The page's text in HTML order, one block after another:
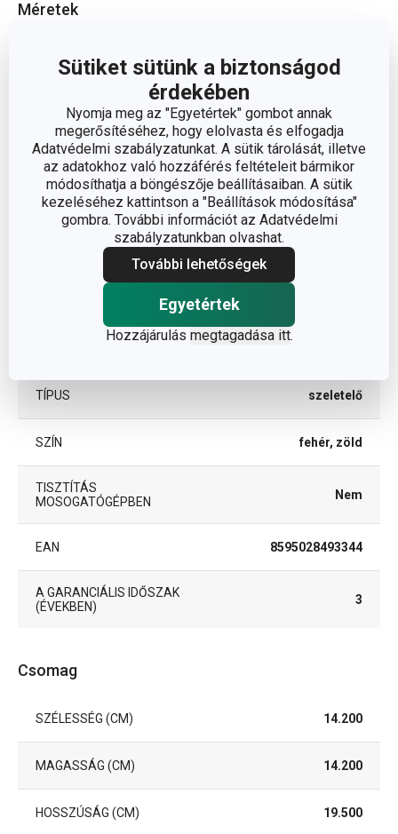
Sütiket sütünk a biztonságod
érdekében
Nyomja meg az "Egyetértek" gombot annak
megerősítéséhez, hogy elolvasta és elfogadja
Adatvédelmi szabályzatunkat. A sütik tárolását, illetve
az adatokhoz való hozzáférés feltételeit bármikor
módosíthatja a böngészője beállításaiban. A sütik
kezeléséhez kattintson a "Beállítások módosítása"
gombra. További információt az Adatvédelmi
szabályzatunkban olvashat.
További lehetőségek
Egyetértek
Hozzájárulás megtagadása itt.
Méretek
A TERMÉK MAGASSÁGA (CM) 13.5
ÁTMÉRŐ (CM)
Egyéb paraméterek
ANYAG
műanyag,
rozsdamentes acél
BESOROLÁS
gyümölcs- és zöldség
TÍPUS szeletelő
SZÍN fehér, zöld
TISZTÍTÁS
MOSOGATÓGÉPBEN
Nem
EAN 8595028493344
A GARANCIÁLIS IDŐSZAK
(ÉVEKBEN)
3
Csomag
SZÉLESSÉG (CM) 14.200
MAGASSÁG (CM) 14.200
HOSSZÚSÁG (CM) 19.500